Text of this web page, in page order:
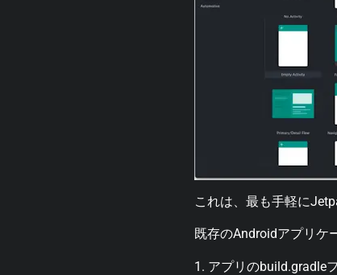
これは、最も手軽に
既存のAndroidアプリケ
1. アプリのbuild.gradle